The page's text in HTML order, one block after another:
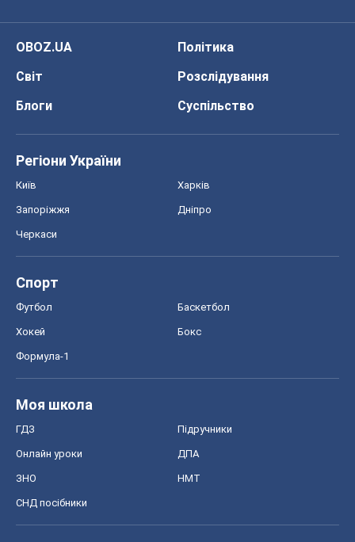
OBOZ.UA
Політика
Світ
Розслідування
Блоги
Суспільство
Регіони України
Київ Харків
Запоріжжя Дніпро
Черкаси
Спорт
Футбол Баскетбол
Хокей Бокс
Формула-1
Моя школа
ГДЗ Підручники
Онлайн уроки ДПА
ЗНО НМТ
СНД посібники